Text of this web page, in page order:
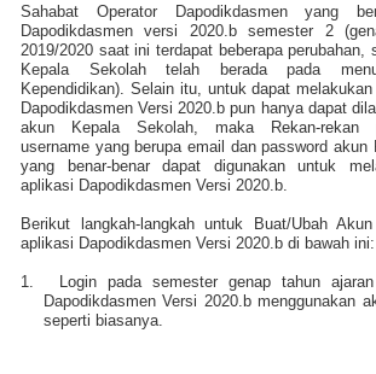
Sahabat Operator Dapodikdasmen yang
Dapodikdasmen versi 2020.b semester 2
2019/2020 saat ini terdapat beberapa perubahan,
Kepala Sekolah telah berada pada
Kependidikan). Selain itu, untuk dapat
Dapodikdasmen Versi 2020.b pun hanya dapat
akun Kepala Sekolah, maka Rekan-rekan
username yang berupa email dan password akun
yang benar-benar dapat digunakan untuk
aplikasi Dapodikdasmen Versi 2020.b.
Berikut langkah-langkah untuk Buat/Ubah
aplikasi Dapodikdasmen Versi 2020.b di bawah ini:
1.
Login pada semester genap tahun
Dapodikdasmen Versi 2020.b menggunakan
seperti biasanya.